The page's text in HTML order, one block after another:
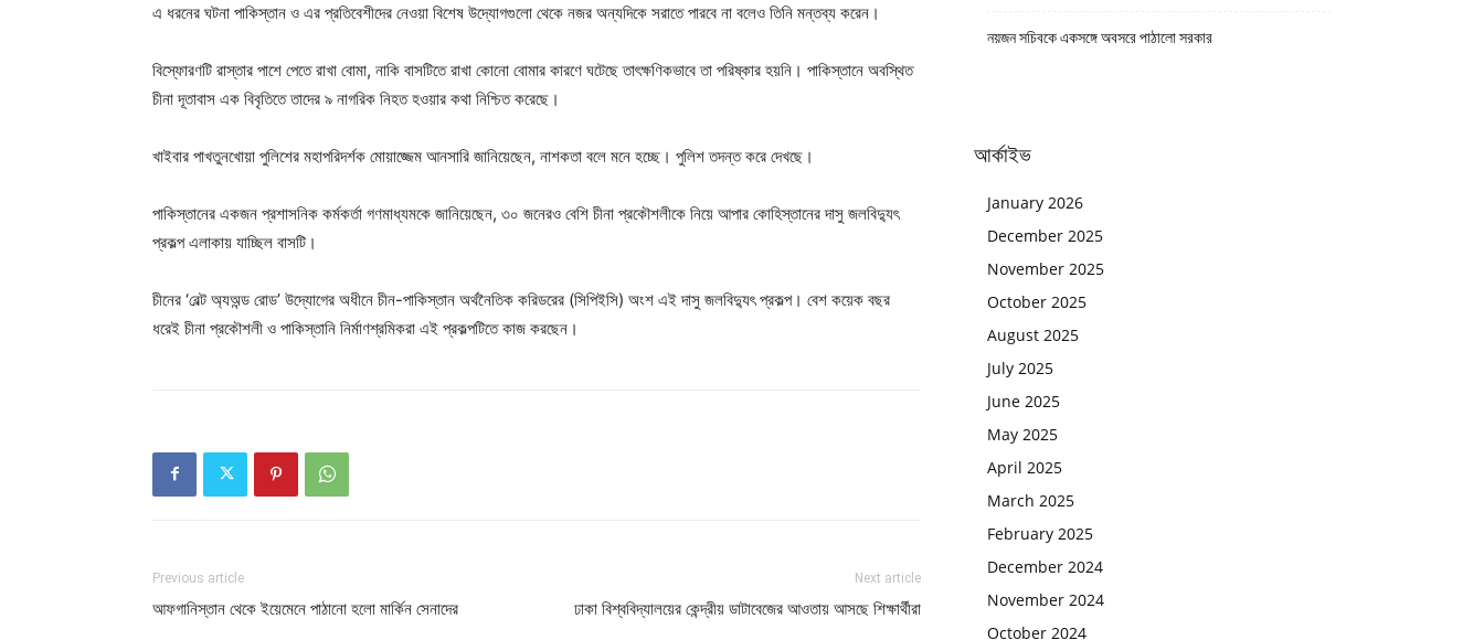
এ ধরনের ঘটনা পাকিস্তান ও এর প্রতিবেশীদের নেওয়া বিশেষ উদ্যোগগুলো থেকে নজর অন্যদিকে সরাতে পারবে না বলেও তিনি মন্তব্য করেন।
বিস্ফোরণটি রাস্তার পাশে পেতে রাখা বোমা, নাকি বাসটিতে রাখা কোনো বোমার কারণে ঘটেছে তাৎক্ষণিকভাবে তা পরিষ্কার হয়নি। পাকিস্তানে অবস্থিত
চীনা দূতাবাস এক বিবৃতিতে তাদের ৯ নাগরিক নিহত হওয়ার কথা নিশ্চিত করেছে।
খাইবার পাখতুনখোয়া পুলিশের মহাপরিদর্শক মোয়াজ্জেম আনসারি জানিয়েছেন, নাশকতা বলে মনে হচ্ছে। পুলিশ তদন্ত করে দেখছে।
পাকিস্তানের একজন প্রশাসনিক কর্মকর্তা গণমাধ্যমকে জানিয়েছেন, ৩০ জনেরও বেশি চীনা প্রকৌশলীকে নিয়ে আপার কোহিস্তানের দাসু জলবিদ্যুৎ
প্রকল্প এলাকায় যাচ্ছিল বাসটি।
চীনের ‘বেল্ট অ্যঅন্ড রোড’ উদ্যোগের অধীনে চীন-পাকিস্তান অর্থনৈতিক করিডরের (সিপিইসি) অংশ এই দাসু জলবিদ্যুৎ প্রকল্প। বেশ কয়েক বছর
ধরেই চীনা প্রকৌশলী ও পাকিস্তানি নির্মাণশ্রমিকরা এই প্রকল্পটিতে কাজ করছেন।
Previous article
আফগানিস্তান থেকে ইয়েমেনে পাঠানো হলো মার্কিন সেনাদের
Next article
ঢাকা বিশ্ববিদ্যালয়ের কেন্দ্রীয় ডাটাবেজের আওতায় আসছে শিক্ষার্থীরা
নয়জন সচিবকে একসঙ্গে অবসরে পাঠালো সরকার
আর্কাইভ
January 2026
December 2025
November 2025
October 2025
August 2025
July 2025
June 2025
May 2025
April 2025
March 2025
February 2025
December 2024
November 2024
October 2024